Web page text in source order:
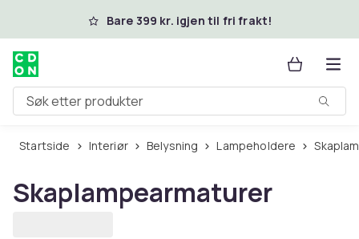
Hopp til hovedinnholdBare 399 kr. igjen til fri frakt!
Søk etter produkter
Startside Interiør Belysning Lampeholdere
Skaplampearmaturer